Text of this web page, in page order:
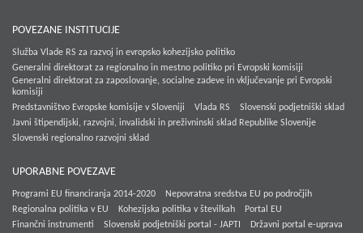
POVEZANE INSTITUCIJE
Služba Vlade RS za razvoj in evropsko kohezijsko politiko
Generalni direktorat za regionalno in mestno politiko pri Evropski komisiji
Generalni direktorat za zaposlovanje, socialne zadeve in vključevanje pri Evropski
komisiji
Predstavništvo Evropske komisije v Sloveniji
Vlada RS
Slovenski podjetniški sklad
Javni štipendijski, razvojni, invalidski in preživninski sklad Republike Slovenije
Slovenski regionalno razvojni sklad
UPORABNE POVEZAVE
Programi EU financiranja 2014-2020
Nepovratna sredstva EU po področjih
Regionalna politika v EU
Kohezijska politika v številkah
Portal EU
Finančni instrumenti
Slovenski podjetniški portal - JAPTI
Državni portal e-uprava